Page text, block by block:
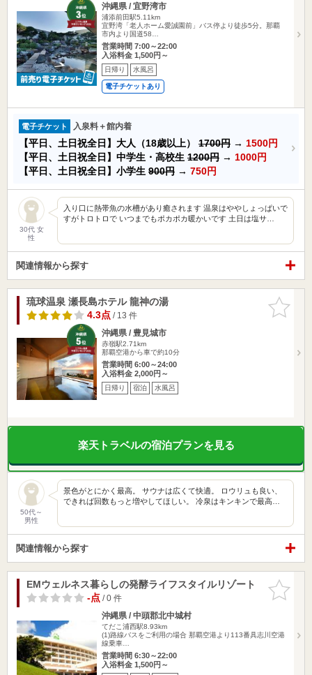
沖縄県 / 宜野湾市
浦添前田駅5.11km
宜野湾「老人ホーム愛誠園前」バス停より徒歩5分。那覇
市内より国道58…
営業時間 7:00～22:00
入浴料金 1,500円～
日帰り 水風呂
電子チケットあり
電子チケット 入泉料＋館内着
【平日、土日祝全日】大人（18歳以上） 1700円 → 1500円
【平日、土日祝全日】中学生・高校生 1200円 → 1000円
【平日、土日祝全日】小学生 900円 → 750円
30代 女
性
入り口に熱帯魚の水槽があり癒されます 温泉はややしょっぱいで
すがトロトロで いつまでもポカポカ暖かいです 土日は塩サ…
関連情報から探す
お気に入
りに追加
琉球温泉 瀬長島ホテル 龍神の湯
4.3点/ 13 件
沖縄県 / 豊見城市
赤嶺駅2.71km
那覇空港から車で約10分
営業時間 6:00～24:00
入浴料金 2,000円～
日帰り 宿泊 水風呂
楽天トラベルの宿泊プランを見る
50代～
男性
景色がとにかく最高。 サウナは広くて快適。 ロウリュも良い、
できれば回数もっと増やしてほしい。 冷泉はキンキンで最高…
関連情報から探す
お気に入
りに追加
EMウェルネス暮らしの発酵ライフスタイルリゾート
-点/ 0 件
沖縄県 / 中頭郡北中城村
てだこ浦西駅8.93km
(1)路線バスをご利用の場合 那覇空港より113番具志川空港
線乗車…
営業時間 6:30～22:00
入浴料金 1,500円～